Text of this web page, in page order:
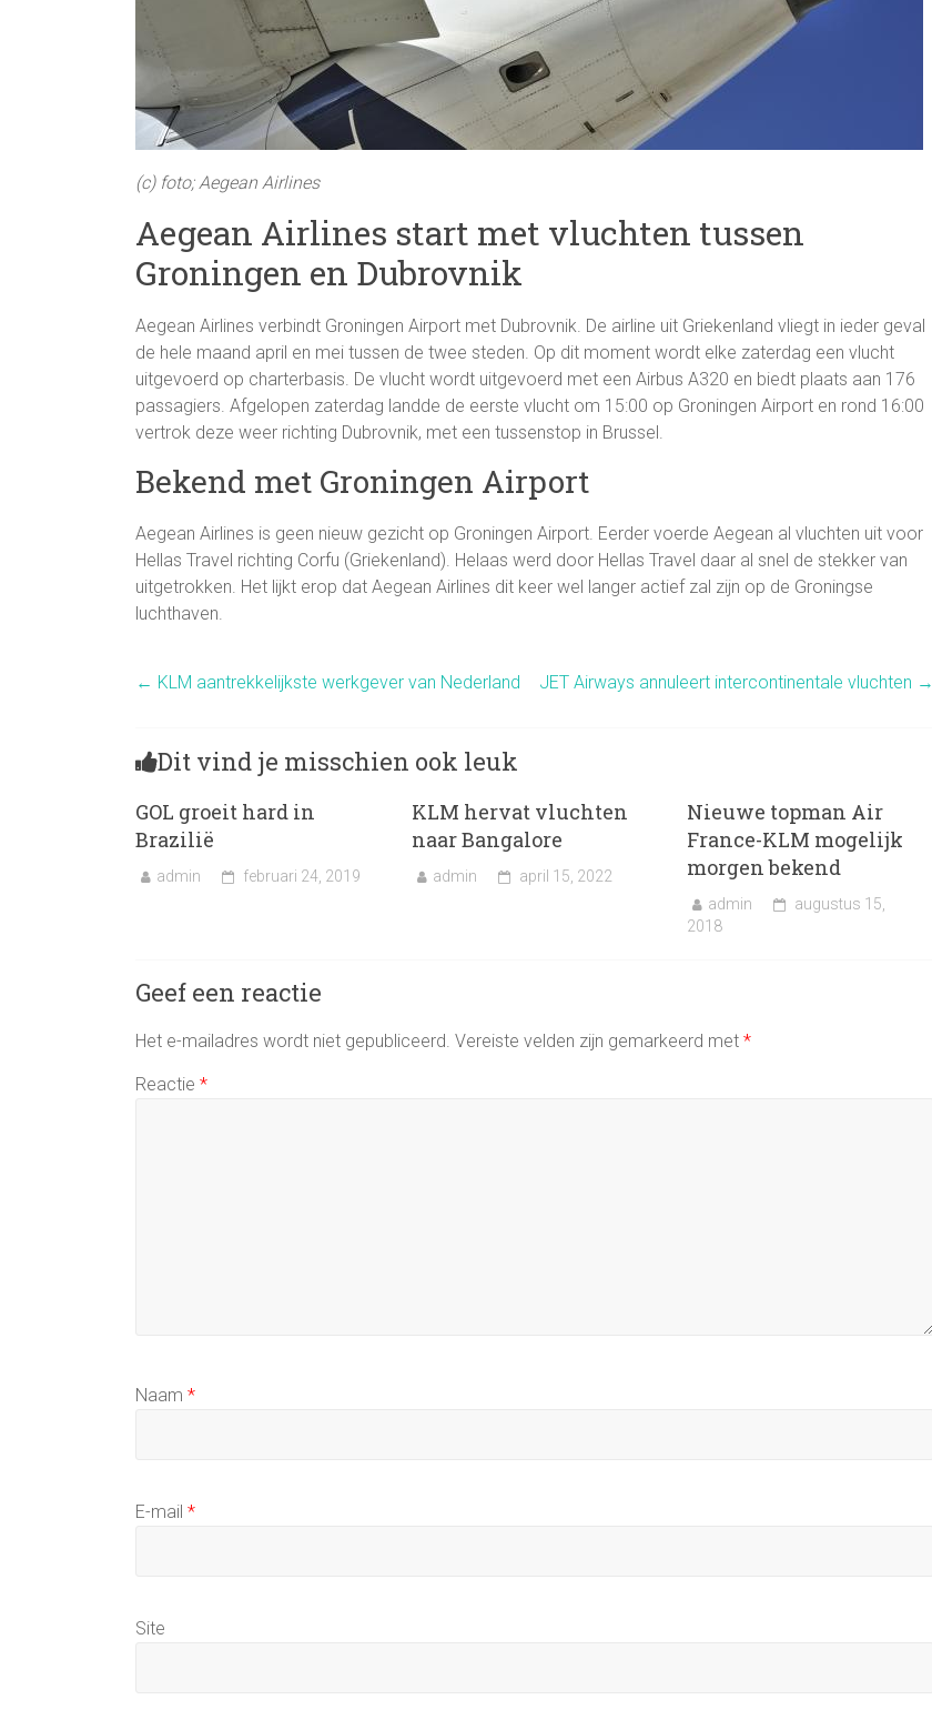
(c) foto; Aegean Airlines
Aegean Airlines start met vluchten tussen
Groningen en Dubrovnik
Aegean Airlines verbindt Groningen Airport met Dubrovnik. De airline uit Griekenland vliegt in ieder geval
de hele maand april en mei tussen de twee steden. Op dit moment wordt elke zaterdag een vlucht
uitgevoerd op charterbasis. De vlucht wordt uitgevoerd met een Airbus A320 en biedt plaats aan 176
passagiers. Afgelopen zaterdag landde de eerste vlucht om 15:00 op Groningen Airport en rond 16:00
vertrok deze weer richting Dubrovnik, met een tussenstop in Brussel.
Bekend met Groningen Airport
Aegean Airlines is geen nieuw gezicht op Groningen Airport. Eerder voerde Aegean al vluchten uit voor
Hellas Travel richting Corfu (Griekenland). Helaas werd door Hellas Travel daar al snel de stekker van
uitgetrokken. Het lijkt erop dat Aegean Airlines dit keer wel langer actief zal zijn op de Groningse
luchthaven.
← KLM aantrekkelijkste werkgever van Nederland JET Airways annuleert intercontinentale vluchten →
Dit vind je misschien ook leuk
GOL groeit hard in
Brazilië
admin februari 24, 2019
KLM hervat vluchten
naar Bangalore
admin april 15, 2022
Nieuwe topman Air
France-KLM mogelijk
morgen bekend
admin
augustus 15,
2018
Geef een reactie
Het e-mailadres wordt niet gepubliceerd. Vereiste velden zijn gemarkeerd met *
Reactie *
Naam *
E-mail *
Site